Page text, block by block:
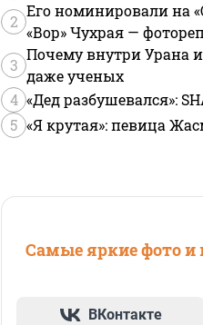
2
Его номинировали на
«Вор» Чухрая —
3
Почему внутри Урана
даже ученых
4 «Дед разбушевался»:
5 «Я крутая»: певица
Самые яркие фото и
ВКонтакте